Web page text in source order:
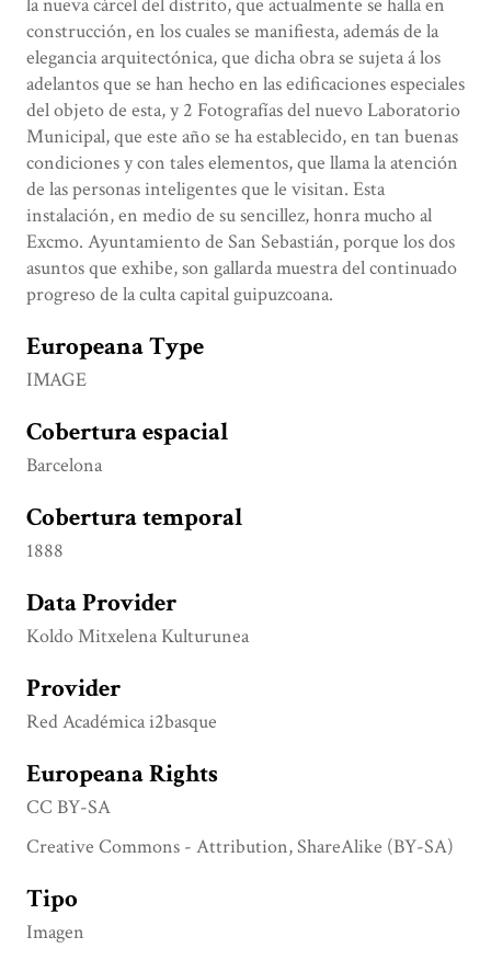
la nueva cárcel del distrito, que actualmente se halla en
construcción, en los cuales se manifiesta, además de la
elegancia arquitectónica, que dicha obra se sujeta á los
adelantos que se han hecho en las edificaciones especiales
del objeto de esta, y 2 Fotografías del nuevo Laboratorio
Municipal, que este año se ha establecido, en tan buenas
condiciones y con tales elementos, que llama la atención
de las personas inteligentes que le visitan. Esta
instalación, en medio de su sencillez, honra mucho al
Excmo. Ayuntamiento de San Sebastián, porque los dos
asuntos que exhibe, son gallarda muestra del continuado
progreso de la culta capital guipuzcoana.
Europeana Type
IMAGE
Cobertura espacial
Barcelona
Cobertura temporal
1888
Data Provider
Koldo Mitxelena Kulturunea
Provider
Red Académica i2basque
Europeana Rights
CC BY-SA
Creative Commons - Attribution, ShareAlike (BY-SA)
Tipo
Imagen